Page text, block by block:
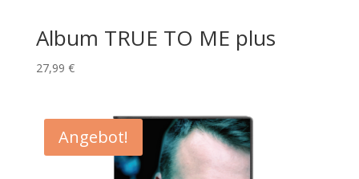
Album TRUE TO ME plus
27,99 €
Angebot!